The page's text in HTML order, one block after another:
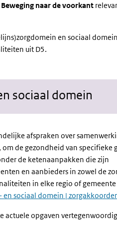
Beweging naar de voorkant
en sociaal
uit D5.
sociaal domein
afspraken over
de gezondheid van specifieke
de ketenaanpakken die zijn
en aanbieders in zowel de
in elke regio of gemeente
en sociaal domein |
actuele opgaven